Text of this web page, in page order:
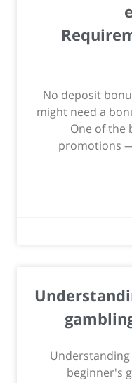
No deposit
might need a
One of the
promotions
beginner's